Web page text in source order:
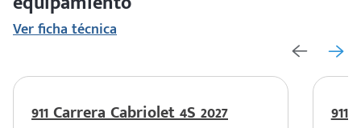
Ver ficha técnica
911 Carrera Cabriolet 4S 2027 911